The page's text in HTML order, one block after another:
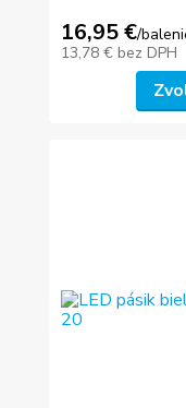
16,95 €/
13,78 € bez DPH